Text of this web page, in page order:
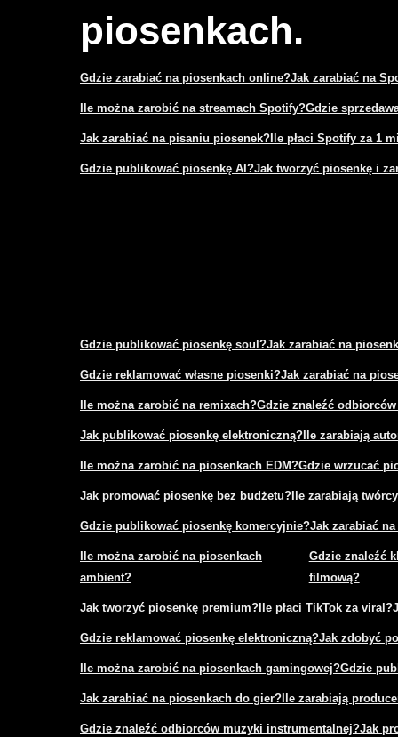
piosenkach.
Gdzie zarabiać na piosenkach online?Jak zarabiać na
Ile można zarobić na streamach Spotify?Gdzie
Jak zarabiać na pisaniu piosenek? Ile płaci Spotify za 1
Gdzie publikować piosenkę AI?Jak tworzyć piosenkę i
Gdzie publikować piosenkę soul?Jak zarabiać na
Gdzie reklamować własne piosenki?Jak zarabiać na
Ile można zarobić na remixach?Gdzie znaleźć
Jak publikować piosenkę elektroniczną? Ile zarabiają
Ile można zarobić na piosenkach EDM?Gdzie wrzucać
Jak promować piosenkę bez budżetu? Ile zarabiają
Gdzie publikować piosenkę komercyjnie?Jak zarabiać
Ile można zarobić na piosenkach
ambient?
Gdzie znaleźć
filmową?
Jak tworzyć piosenkę premium? Ile płaci TikTok za viral?
Gdzie reklamować piosenkę elektroniczną?Jak zdobyć
Ile można zarobić na piosenkach gamingowej?Gdzie
Jak zarabiać na piosenkach do gier? Ile zarabiają
Gdzie znaleźć odbiorców muzyki instrumentalnej?Jak